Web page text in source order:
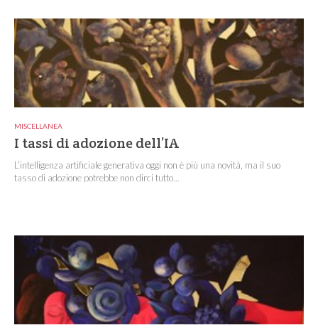
MISCELLANEA
I tassi di adozione dell’IA
L’intelligenza artificiale generativa oggi non è più una novità, ma il suo
tasso di adozione potrebbe non dirci tutto...